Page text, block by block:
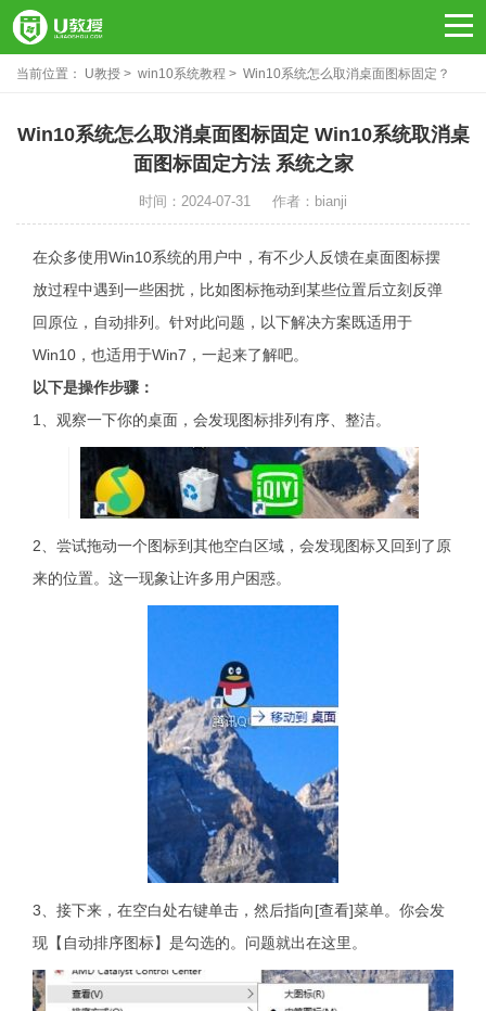
当前位置： U教授 win10系统教程 Win10系统怎么取消桌面图标固定？
Win10系统怎么取消桌面图标固定 Win10系统取消桌
面图标固定方法 系统之家
时间：2024-07-31 作者：bianji
在众多使用Win10系统的用户中，有不少人反馈在桌面图标摆
放过程中遇到一些困扰，比如图标拖动到某些位置后立刻反弹
回原位，自动排列。针对此问题，以下解决方案既适用于
Win10，也适用于Win7，一起来了解吧。
以下是操作步骤：
1、观察一下你的桌面，会发现图标排列有序、整洁。
2、尝试拖动一个图标到其他空白区域，会发现图标又回到了原
来的位置。这一现象让许多用户困惑。
3、接下来，在空白处右键单击，然后指向[查看]菜单。你会发
现【自动排序图标】是勾选的。问题就出在这里。